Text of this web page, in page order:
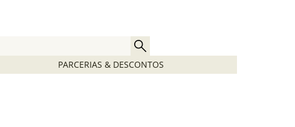
PARCERIAS & DESCONTOS